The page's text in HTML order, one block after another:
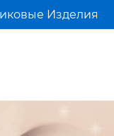
Изделия